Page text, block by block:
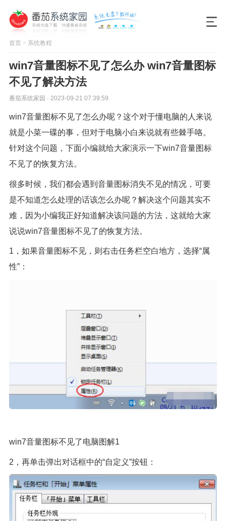
首页> 系统教程
win7音量图标不见了怎么办 win7音量图标
不见了解决方法
番茄系统家园 · 2023-09-21 07:39:59
win7音量图标不见了怎么办呢？这个对于懂电脑的人来说
就是小菜一碟的事，但对于电脑小白来说就有些棘手咯。
针对这个问题，下面小编就给大家演示一下win7音量图标
不见了的恢复方法。
很多时候，我们都会遇到音量图标消失不见的情况，可要
是不知道怎么处理的话该怎么办呢？解决这个问题其实不
难，因为小编我正好知道解决该问题的方法，这就给大家
说说win7音量图标不见了的恢复方法。
1，如果音量图标不见，则右击任务栏空白地方，选择“属
性”：
win7音量图标不见了电脑图解1
2，再单击弹出对话框中的“自定义”按钮：